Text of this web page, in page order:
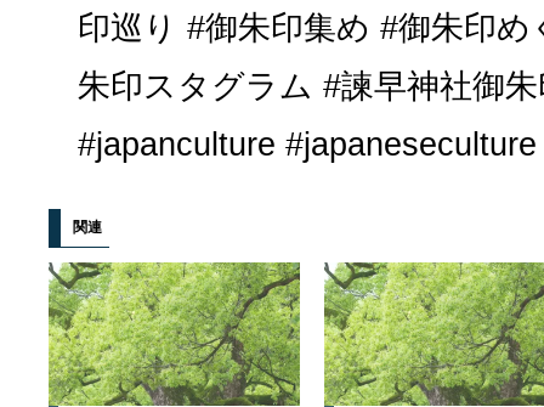
印巡り #御朱印集め #御朱印
朱印スタグラム #諫早神社御
#japanculture #japaneseculture
関連